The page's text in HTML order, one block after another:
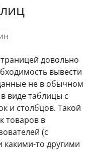
довольно
вывести
не в обычном
виде таблицы с
и столбцов. Такой
товаров в
(с
какими-то другими